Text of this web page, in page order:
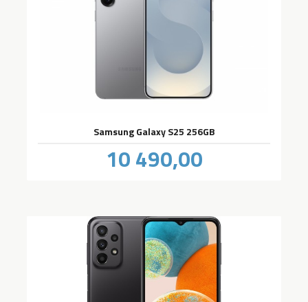
Samsung Galaxy S25 256GB
Pris
10 490,00mva.